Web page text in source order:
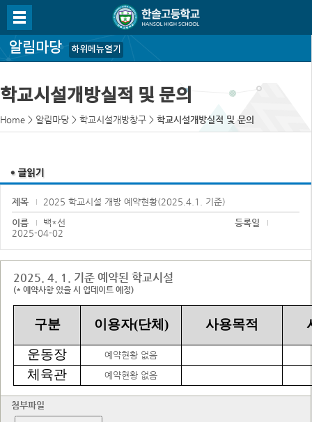
알림마당 하위메뉴열기
학교시설개방실적 및 문의
Home > 알림마당 > 학교시설개방창구 > 학교시설개방실적 및 문의
제목
2025 학교시설 개방 예약현황(2025.4.1. 기준)
이름
백*선
등록일
2025-04-02
2025. 4. 1. 기준 예약된 학교시설
(* 예약사항 있을 시 업데이트 예정)
구분 이용자(단체) 사용목적
운동장 예약현황 없음
체육관 예약현황 없음
첨부파일